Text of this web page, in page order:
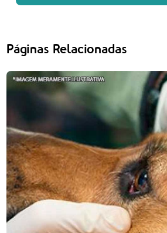
Páginas Relacionadas